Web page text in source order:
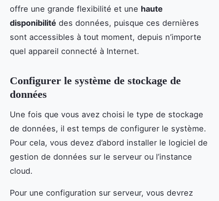
offre une grande flexibilité et une haute
disponibilité des données, puisque ces dernières
sont accessibles à tout moment, depuis n’importe
quel appareil connecté à Internet.
Configurer le système de stockage de
données
Une fois que vous avez choisi le type de stockage
de données, il est temps de configurer le système.
Pour cela, vous devez d’abord installer le logiciel de
gestion de données sur le serveur ou l’instance
cloud.
Pour une configuration sur serveur, vous devrez